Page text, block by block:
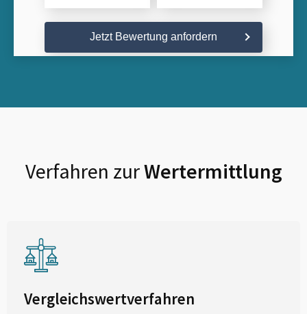
Jetzt Bewertung anfordern
Verfahren zurWertermittlung
Vergleichswertverfahren